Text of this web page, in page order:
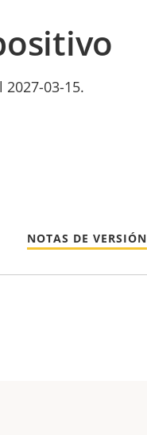
03-15.
NOTAS DE VERSIÓN